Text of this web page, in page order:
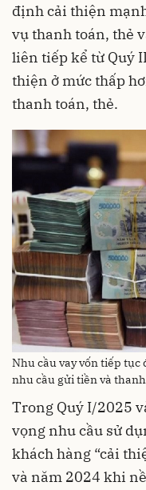
định cải thiện
vụ thanh toán, thẻ
liên tiếp kể từ Quý
thiện ở mức thấp
thanh toán, thẻ.
Nhu cầu vay vốn tiếp tục
nhu cầu gửi tiền và
Trong Quý I/2025
vọng nhu cầu sử
khách hàng “cải
và năm 2024 khi